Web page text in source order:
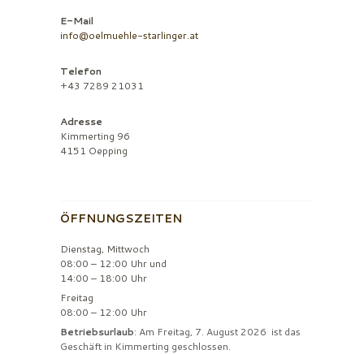
E-Mail
info@oelmuehle-starlinger.at
Telefon
+43 7289 21031
Adresse
Kimmerting 96
4151 Oepping
ÖFFNUNGSZEITEN
Dienstag, Mittwoch
08:00 – 12:00 Uhr und
14:00 – 18:00 Uhr
Freitag
08:00 – 12:00 Uhr
Betriebsurlaub: Am Freitag, 7. August 2026 ist das
Geschäft in Kimmerting geschlossen.